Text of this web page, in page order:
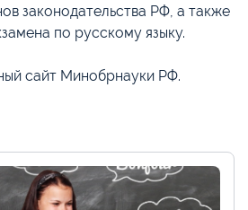
законодательства РФ, а также
по русскому языку.
сайт Минобрнауки РФ.